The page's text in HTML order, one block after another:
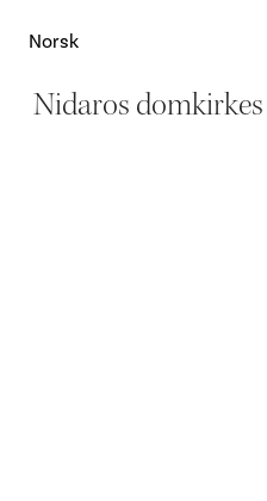
Norsk
Nidaros